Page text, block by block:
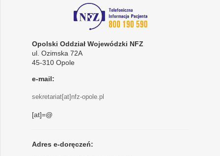
Opolski Oddział Wojewódzki NFZ
ul. Ozimska 72A
45-310 Opole
e-mail:
sekretariat[at]nfz-opole.pl
[at]=@
Adres e-doręczeń: